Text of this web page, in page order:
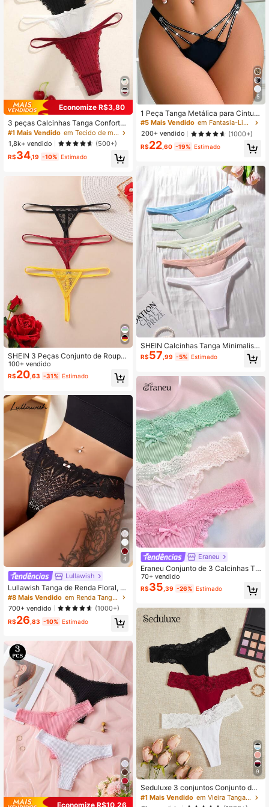
Economize R$3,80
3 peças Calcinhas Tanga Confortá
veis de Algodão de Cintura Baixa p
ara Mulheres
#1 Mais Vendido
em Tecido de malha Tangas femininas
1,8k+ vendido
(500+)
R$34,19 -10% Estimado
SHEIN 3 Peças Conjunto de Roupa
s Íntimas Sexy com Renda Floral Fe
minina
100+ vendido
R$20 ,63 -31% Estimado
4
Lullawish
Lullawish Tanga de Renda Floral, Li
ngerie Sexy
#8 Mais Vendido
em Renda Tangas femininas
700+ vendido
(1000+)
R$26 ,83 -10% Estimado
4
Economize R$10,26
5
1 Peça Tanga Metálica para Cintura
Feminina
#5 Mais Vendido
em Fantasia-Linda Tangas femininas
200+ vendido
(1000+)
R$22 ,60 -19% Estimado
SHEIN Calcinhas Tanga Minimalista
s e Confortáveis Femininas, Pacote
com 5
R$57 ,99 -5% Estimado
Eraneu
Eraneu Conjunto de 3 Calcinhas Ta
nga para Meninas com Renda, Patc
hwork, Laço, Sexy, Confortável, Ch
armosa e Colorida
70+ vendido
R$35 ,39 -26% Estimado
9
Seduluxe 3 conjuntos Conjunto de
calcinha com renda contrastante, Li
ngerie Sexy
#1 Mais Vendido
em Vieira Tangas femininas